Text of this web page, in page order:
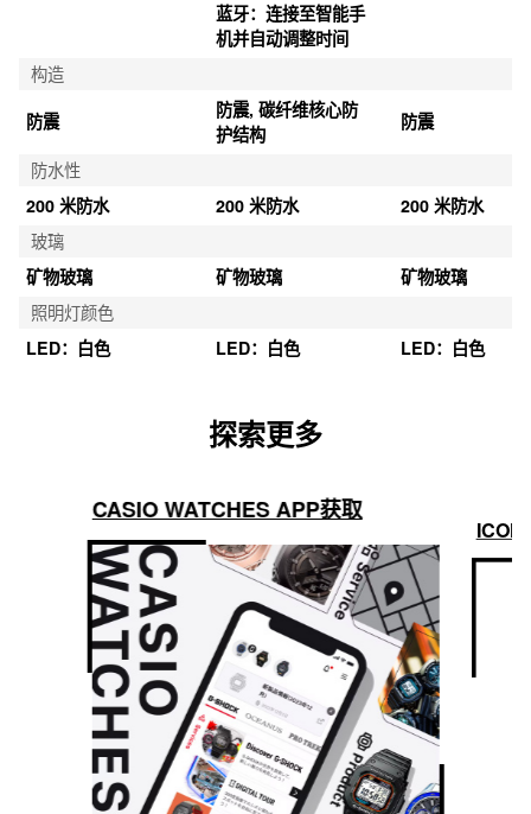
蓝牙：连接至智能手
机并自动调整时间
构造
防震
防震, 碳纤维核心防
护结构
防震
防水性
200 米防水
200 米防水
200 米防水
玻璃
矿物玻璃
矿物玻璃
矿物玻璃
照明灯颜色
LED：白色
LED：白色 LED：白色
探索更多
CASIO WATCHES APP获取